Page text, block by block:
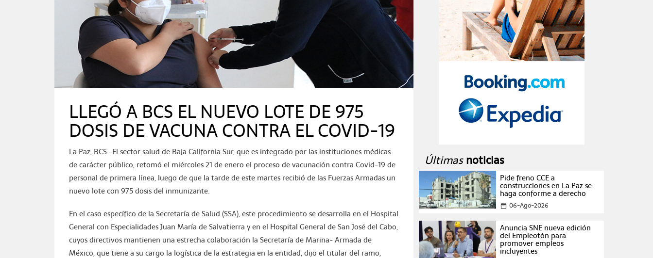
LLEGÓ A BCS EL NUEVO LOTE DE 975
DOSIS DE VACUNA CONTRA EL COVID-19
La Paz, BCS.-El sector salud de Baja California Sur, que es integrado por las instituciones médicas
de carácter público, retomó el miércoles 21 de enero el proceso de vacunación contra Covid-19 de
personal de primera línea, luego de que la tarde de este martes recibió de las Fuerzas Armadas un
nuevo lote con 975 dosis del inmunizante.
En el caso específico de la Secretaría de Salud (SSA), este procedimiento se desarrolla en el Hospital
General con Especialidades Juan María de Salvatierra y en el Hospital General de San José del Cabo,
cuyos directivos mantienen una estrecha colaboración la Secretaría de Marina- Armada de
México, que tiene a su cargo la logística de la estrategia en la entidad, dijo el titular del ramo,
Últimas noticias
Pide freno CCE a
construcciones en La Paz se
haga conforme a derecho
date_range 06-Ago-2026
Anuncia SNE nueva edición
del Empleotón para
promover empleos
incluyentes